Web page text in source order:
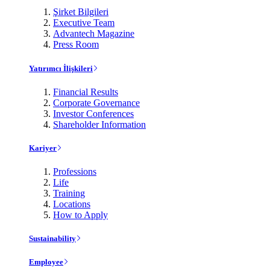
Şirket Bilgileri
Executive Team
Advantech Magazine
Press Room
Yatırımcı İlişkileri
Financial Results
Corporate Governance
Investor Conferences
Shareholder Information
Kariyer
Professions
Life
Training
Locations
How to Apply
Sustainability
Employee